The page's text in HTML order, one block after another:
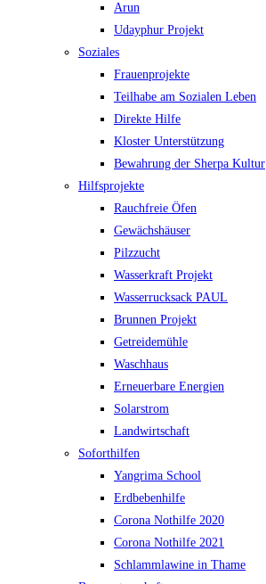
Arun
Udayphur Projekt
Soziales
Frauenprojekte
Teilhabe am Sozialen Leben
Direkte Hilfe
Kloster Unterstützung
Bewahrung der Sherpa Kultur
Hilfsprojekte
Rauchfreie Öfen
Gewächshäuser
Pilzzucht
Wasserkraft Projekt
Wasserrucksack PAUL
Brunnen Projekt
Getreidemühle
Waschhaus
Erneuerbare Energien
Solarstrom
Landwirtschaft
Soforthilfen
Yangrima School
Erdbebenhilfe
Corona Nothilfe 2020
Corona Nothilfe 2021
Schlammlawine in Thame